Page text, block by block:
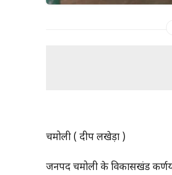
चमोली ( प्रदीप लखेड़ा )
जनपद चमोली के विकासखंड